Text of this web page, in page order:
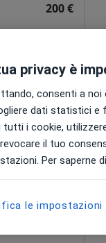
200 €
privacy è
consenti a noi
dati statistici e
tutti i cookie,
il tuo
Per saperne
le impostazioni